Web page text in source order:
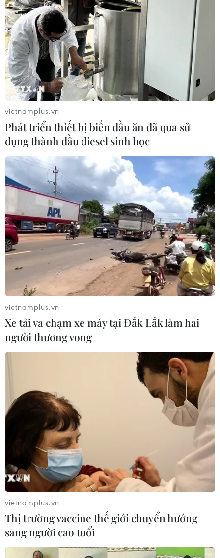
vietnamplus.vn
Phát triển thiết bị biến dầu ăn đã qua sử
dụng thành dầu diesel sinh học
vietnamplus.vn
Xe tải va chạm xe máy tại Đắk Lắk làm hai
người thương vong
vietnamplus.vn
Thị trường vaccine thế giới chuyển hướng
sang người cao tuổi